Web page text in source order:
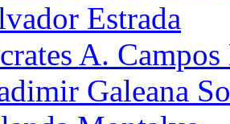
Estrada
A.
Galeana